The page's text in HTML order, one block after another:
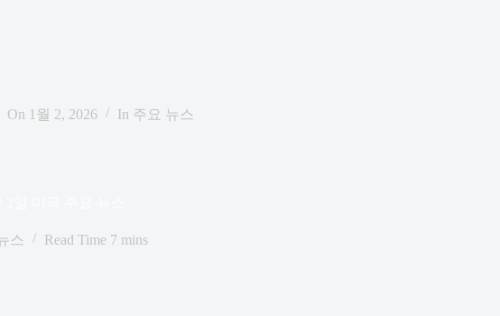
On 1월 2, 2026 In 주요 뉴스
스 Read Time 7 mins